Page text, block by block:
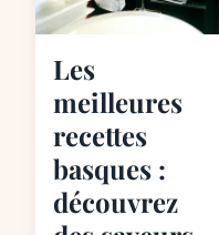
Les
meilleures
recettes
basques :
découvrez